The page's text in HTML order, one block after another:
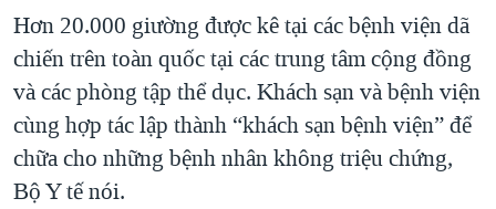
Hơn 20.000 giường được kê tại các bệnh viện dã
chiến trên toàn quốc tại các trung tâm cộng đồng
và các phòng tập thể dục. Khách sạn và bệnh viện
cùng hợp tác lập thành “khách sạn bệnh viện” để
chữa cho những bệnh nhân không triệu chứng,
Bộ Y tế nói.